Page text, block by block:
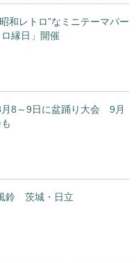
和レトロ”なミニテーマパー
縁日」開催
8～9日に盆踊り大会 9月
鈴 茨城・日立